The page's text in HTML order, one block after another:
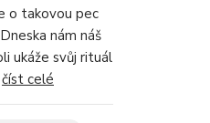
o takovou pec
nám náš
ukáže svůj rituál
číst celé